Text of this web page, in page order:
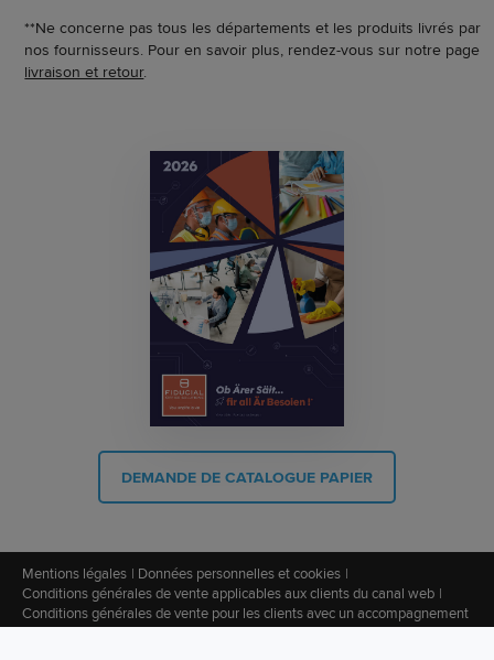
**Ne concerne pas tous les départements et les produits livrés par
nos fournisseurs. Pour en savoir plus, rendez-vous sur notre page
livraison et retour.
DEMANDE DE CATALOGUE PAPIER
Mentions légales
Données personnelles et cookies
Conditions générales de vente applicables aux clients du canal web
Conditions générales de vente pour les clients avec un accompagnement
commercial